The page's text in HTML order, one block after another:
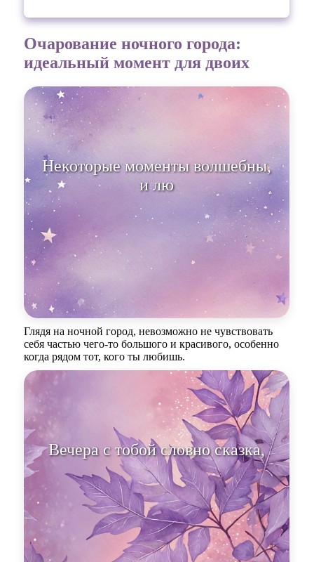
Очарование ночного города:
идеальный момент для двоих
Некоторые моменты волшебны,
и любовная атмо
Глядя на ночной город, невозможно не чувствовать
себя частью чего-то большого и красивого, особенно
когда рядом тот, кого ты любишь.
Вечера с тобой словно сказка,
полная свет